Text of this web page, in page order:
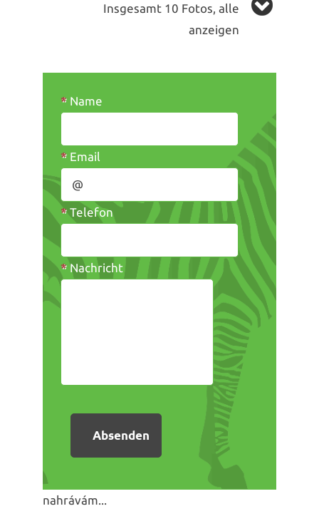
Insgesamt 10 Fotos, alle
anzeigen
* Name
* Email
*Telefon
* Nachricht
nahrávám...